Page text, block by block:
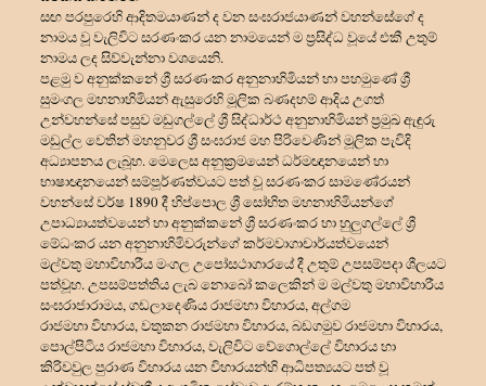
සඟ පරපුරෙහි ආදිතමයාණන් ද වන සංඝරාජයාණන් වහන්සේගේ ද
නාමය වූ වැලිවිට සරණංකර යන නාමයෙන් ම ප්රසිද්ධ වූයේ එකී උතුම්
නාමය ලද සිව්වැන්නා වශයෙනි.
පළමු ව අනුක්කනේ ශ්රී සරණංකර අනුනාහිමියන් හා පහමුණේ ශ්රී
සුමංගල මහනාහිමියන් ඇසුරෙහි මූලික බණදහම් ආදිය උගත්
උන්වහන්සේ පසුව මඩුගල්ලේ ශ්රී සිද්ධාර්ථ අනුනාහිමියන් ප්රමුඛ ඇඳුරු
මඩුල්ල වෙතින් මහනුවර ශ්රී සංඝරාජ මහ පිරිවෙණින් මූලික පැවිදි
අධ්යාපනය ලැබූහ. මෙලෙස අනුක්රමයෙන් ධර්මඥානයෙන් හා
භාෂාඥානයෙන් සම්පූර්ණත්වයට පත් වූ සරණංකර සාමණේරයන්
වහන්සේ වර්ෂ 1890 දී හිප්පොල ශ්රී සෝභිත මහනාහිමියන්ගේ
උපාධ්යායත්වයෙන් හා අනුක්කනේ ශ්රී සරණංකර හා හුලුගල්ලේ ශ්රී
මේධංකර යන අනුනාහිමිවරුන්ගේ කර්මවාගාචාර්යත්වයෙන්
මල්වතු මහාවිහාරීය මංගල උපෝසථාගාරයේ දී උතුම් උපසම්පදා ශීලයට
පත්වූහ. උපසම්පත්තිය ලැබ නොබෝ කලෙකින් ම මල්වතු මහාවිහාරීය
සංඝරාජාරාමය, ගඩලාදෙණිය රාජමහා විහාරය, අල්ගම
රාජමහා විහාරය, වතුකන රාජමහා විහාරය, බඩගමුව රාජමහා විහාරය,
පොල්පිටිය රාජමහා විහාරය, වැලිවිට වේගොල්ලේ විහාරය හා
කිරිවවුල පුරාණ විහාරය යන විහාරයන්හි ආධිපත්යයට පත් වූ